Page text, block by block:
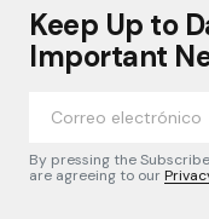
Keep Up to
Important
By pressing the
are agreeing to our